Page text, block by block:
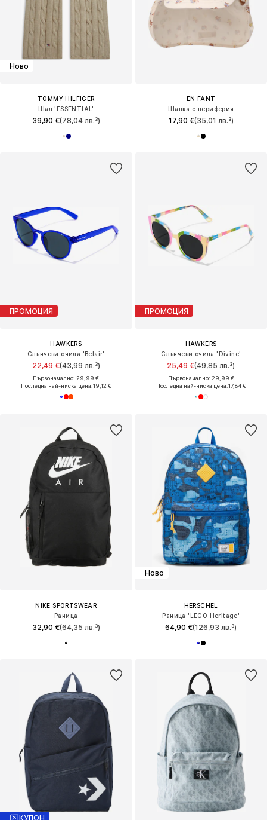
Ново
TOMMY HILFIGER
Шал 'ESSENTIAL'
39,90 €(78,04 лв.³)
EN FANT
Шапка с периферия
17,90 €(35,01 лв.³)
ПРОМОЦИЯ
HAWKERS
Слънчеви очила 'Belair'
22,49 €(43,99 лв.³)
Първоначално: 29,99 €
Последна най-ниска цена:19,12 €
ПРОМОЦИЯ
HAWKERS
Слънчеви очила 'Divine'
25,49 €(49,85 лв.³)
Първоначално: 29,99 €
Последна най-ниска цена:17,84 €
NIKE SPORTSWEAR
Раница
32,90 €(64,35 лв.³)
Ново
HERSCHEL
Раница 'LEGO Heritage'
64,90 €(126,93 лв.³)
КУПОН